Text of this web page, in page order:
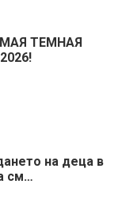
ТЕМНАЯ
на деца в
см…